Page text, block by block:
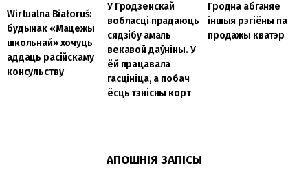
Wirtualna Białoruś:
будынак «Мацежы
школьнай» хочуць
аддаць расійскаму
консульству
У Гродзенскай
вобласці прадаюць
сядзібу амаль
векавой даўніны. У
ёй працавала
гасцініца, а побач
ёсць тэнісны корт
Гродна абганяе
іншыя рэгіёны па
продажы кватэр
АПОШНІЯ ЗАПІСЫ